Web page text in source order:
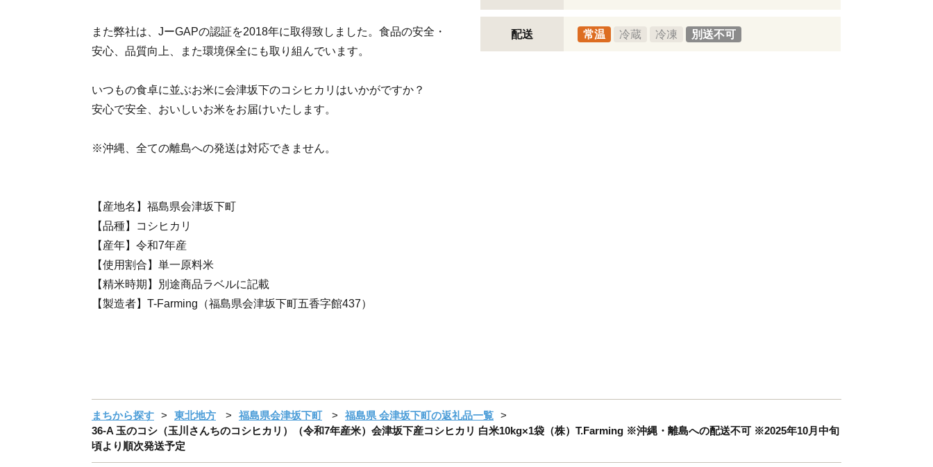
また弊社は、JーGAPの認証を2018年に取得致しました。食品の安全・
安心、品質向上、また環境保全にも取り組んでいます。
いつもの食卓に並ぶお米に会津坂下のコシヒカリはいかがですか？
安心で安全、おいしいお米をお届けいたします。
※沖縄、全ての離島への発送は対応できません。
【産地名】福島県会津坂下町
【品種】コシヒカリ
【産年】令和7年産
【使用割合】単一原料米
【精米時期】別途商品ラベルに記載
【製造者】T-Farming（福島県会津坂下町五香字館437）
配送 常温 冷蔵 冷凍 別送不可
まちから探す 東北地方 福島県会津坂下町
福島県 会津坂下町の返礼品一覧
36-A 玉のコシ（玉川さんちのコシヒカリ）（令和7年産米）会津坂下産コシヒカリ 白米10kg×1袋（株）T.Farming ※沖縄・離島への配送不可 ※2025年10月中旬
頃より順次発送予定